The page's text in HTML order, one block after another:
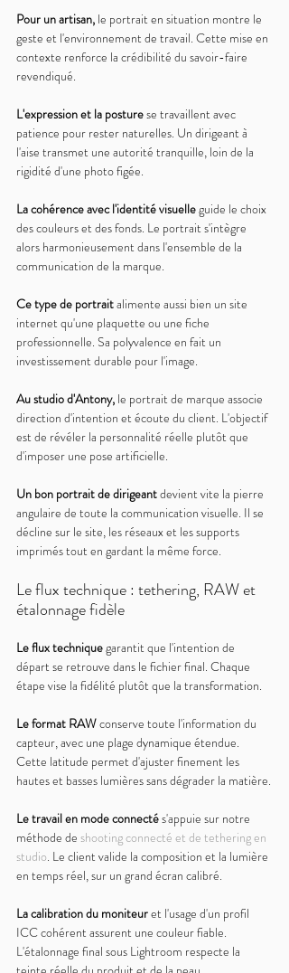
Pour un artisan, le portrait en situation montre le
geste et l'environnement de travail. Cette mise en
contexte renforce la crédibilité du savoir-faire
revendiqué.
L'expression et la posture se travaillent avec
patience pour rester naturelles. Un dirigeant à
l'aise transmet une autorité tranquille, loin de la
rigidité d'une photo figée.
La cohérence avec l'identité visuelle guide le choix
des couleurs et des fonds. Le portrait s'intègre
alors harmonieusement dans l'ensemble de la
communication de la marque.
Ce type de portrait alimente aussi bien un site
internet qu'une plaquette ou une fiche
professionnelle. Sa polyvalence en fait un
investissement durable pour l'image.
Au studio d'Antony, le portrait de marque associe
direction d'intention et écoute du client. L'objectif
est de révéler la personnalité réelle plutôt que
d'imposer une pose artificielle.
Un bon portrait de dirigeant devient vite la pierre
angulaire de toute la communication visuelle. Il se
décline sur le site, les réseaux et les supports
imprimés tout en gardant la même force.
Le flux technique : tethering, RAW et
étalonnage fidèle
Le flux technique garantit que l'intention de
départ se retrouve dans le fichier final. Chaque
étape vise la fidélité plutôt que la transformation.
Le format RAW conserve toute l'information du
capteur, avec une plage dynamique étendue.
Cette latitude permet d'ajuster finement les
hautes et basses lumières sans dégrader la matière.
Le travail en mode connecté s'appuie sur notre
méthode de shooting connecté et de tethering en
studio. Le client valide la composition et la lumière
en temps réel, sur un grand écran calibré.
La calibration du moniteur et l'usage d'un profil
ICC cohérent assurent une couleur fiable.
L'étalonnage final sous Lightroom respecte la